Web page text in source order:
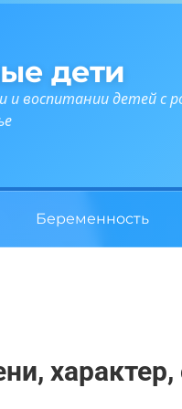
дети
и воспитании детей с
Беременность
характер,